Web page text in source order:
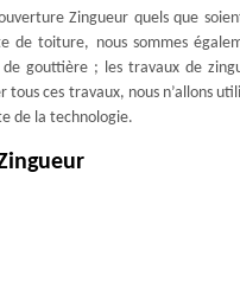
Zingueur quels que
toiture, nous sommes
gouttière ; les travaux de
ces travaux, nous n’allons
de la technologie.